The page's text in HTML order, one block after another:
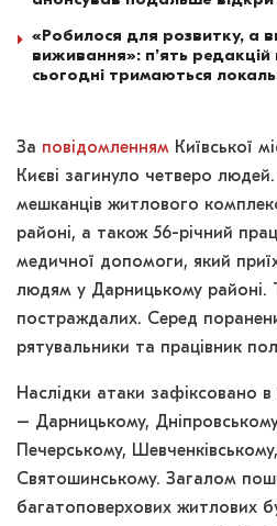
«Робилося для розвитку, а
виживання»: п’ять
сьогодні тримаються
За повідомленням Київської
Києві загинуло четверо
мешканців житлового
районі, а також 56-річний
медичної допомоги, який
людям у Дарницькому районі.
постраждалих. Серед
рятувальники та працівник
Наслідки атаки зафіксовано
– Дарницькому,
Печерському,
Святошинському. Загалом
багатоповерхових житлових